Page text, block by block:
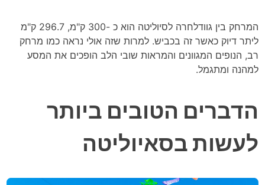
המרחק בין גוודלחרה לסיוליטה הוא כ -300 ק"מ, 296.7 ק"מ
ליתר דיוק כאשר זה בכביש. למרות שזה אולי נראה כמו מרחק
רב, הנופים המגוונים והמראות שובי הלב הופכים את המסע
למהנה ומתגמל.
הדברים הטובים ביותר
לעשות בסאיוליטה